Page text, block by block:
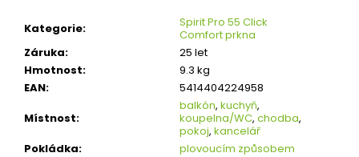
Kategorie:
Spirit Pro 55 Click
Comfort prkna
Záruka:
25 let
Hmotnost:
9.3 kg
EAN:
5414404224958
Místnost:
balkón, kuchyň,
koupelna/WC, chodba,
pokoj, kancelář
Pokládka:
plovoucím způsobem